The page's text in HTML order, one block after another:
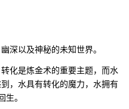
深以及神秘的未知世界。
化是炼金术的重要主题，而水
，水具有转化的魔力，水拥有
。